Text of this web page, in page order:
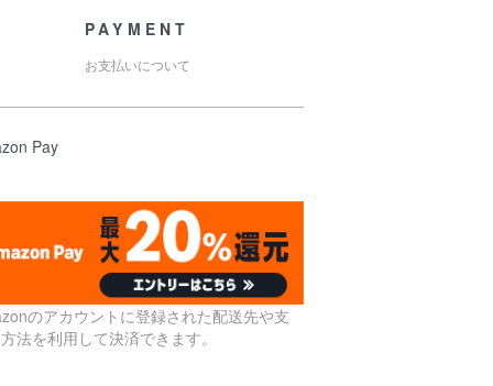
PAYMENT
お支払いについて
Pay
のアカウントに登録された配送先や支
法を利用して決済できます。